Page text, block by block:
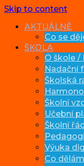
Skip to content
AKTUÁLNĚ
Co se
ŠKOLA
O škole
Nadační
Školská
Školní
Učební
Školní
Výuka
Co